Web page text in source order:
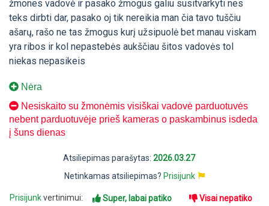
žmones vadovė ir pasako žmogus galiu susitvarkyti nes
teks dirbti dar, pasako oj tik nereikia man čia tavo tuščiu
ašarų, rašo ne tas žmogus kurį užsipuolė bet manau viskam
yra ribos ir kol nepastebės aukščiau šitos vadovės tol
niekas nepasikeis
Nėra
Nesiskaito su žmonėmis visiškai vadovė parduotuvės
nebent parduotuvėje prieš kameras o paskambinus isdeda
į šuns dienas
Atsiliepimas parašytas: 2026.03.27
Netinkamas atsiliepimas? Prisijunk
Prisijunkvertinimui: Super, labai patiko Visai nepatiko